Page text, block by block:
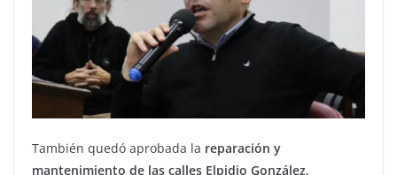
También quedó aprobada la reparación y
mantenimiento de las calles Elpidio González,